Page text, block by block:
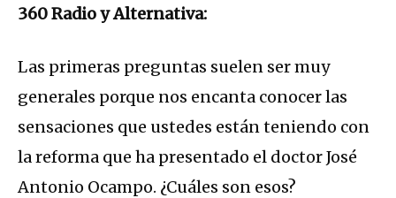
360 Radio y Alternativa:
Las primeras preguntas suelen ser muy
generales porque nos encanta conocer las
sensaciones que ustedes están teniendo con
la reforma que ha presentado el doctor José
Antonio Ocampo. ¿Cuáles son esos?